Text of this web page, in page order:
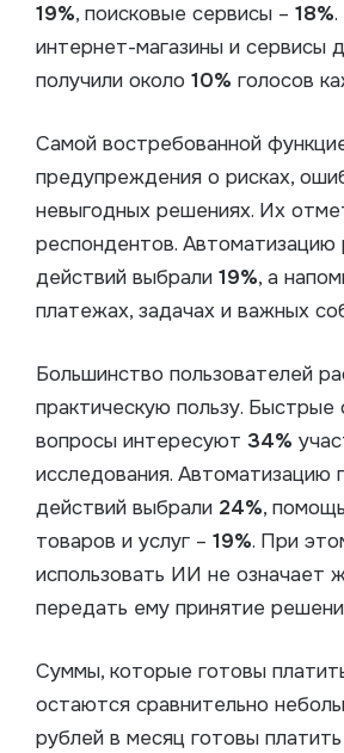
19%, поисковые сервисы – 18%
интернет-магазины и сервисы
получили около 10% голосов
Самой востребованной
предупреждения о рисках,
невыгодных решениях. Их
респондентов. Автоматизацию
действий выбрали 19%, а
платежах, задачах и важных
Большинство пользователей
практическую пользу. Быстрые
вопросы интересуют 34%
исследования. Автоматизацию
действий выбрали 24%,
товаров и услуг – 19%. При
использовать ИИ не означает
передать ему принятие
Суммы, которые готовы
остаются сравнительно
рублей в месяц готовы платить